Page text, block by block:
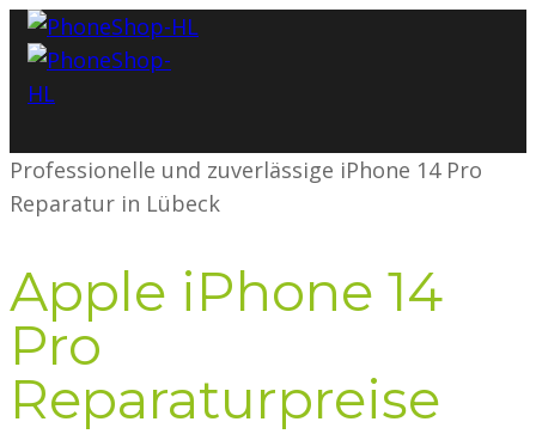
Professionelle und zuverlässige iPhone 14 Pro
Reparatur in Lübeck
Apple iPhone 14
Pro
Reparaturpreise